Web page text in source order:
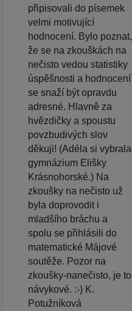
připisovali do písemek
velmi motivující
hodnocení. Bylo poznat,
že se na zkouškách na
nečisto vedou statistiky
úspěšnosti a hodnocení
se snaží být opravdu
adresné. Hlavně za
hvězdičky a spoustu
povzbudivých slov
děkuji! (Adéla si vybrala
gymnázium Elišky
Krásnohorské.) Na
zkoušky na nečisto už
byla doprovodit i
mladšího bráchu a
spolu se přihlásili do
matematické Májové
soutěže. Pozor na
zkoušky-nanečisto, je to
návykové. :-) K.
Potužníková